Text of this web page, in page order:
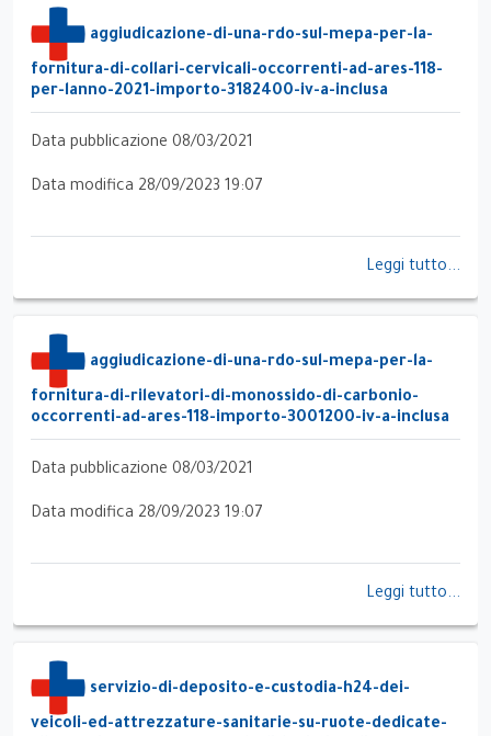
aggiudicazione-di-una-rdo-sul-mepa-per-la-
fornitura-di-collari-cervicali-occorrenti-ad-ares-118-
per-lanno-2021-importo-3182400-iv-a-inclusa
Data pubblicazione 08/03/2021
Data modifica 28/09/2023 19:07
Leggi tutto...
aggiudicazione-di-una-rdo-sul-mepa-per-la-
fornitura-di-rilevatori-di-monossido-di-carbonio-
occorrenti-ad-ares-118-importo-3001200-iv-a-inclusa
Data pubblicazione 08/03/2021
Data modifica 28/09/2023 19:07
Leggi tutto...
servizio-di-deposito-e-custodia-h24-dei-
veicoli-ed-attrezzature-sanitarie-su-ruote-dedicate-